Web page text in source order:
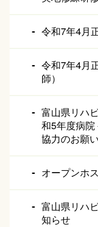
令和7年4月
令和7年4月
師）
富山県リハ
和5年度病
協力のお願い
オープンホ
富山県リハ
知らせ